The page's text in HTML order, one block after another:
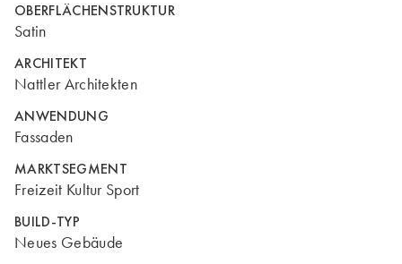
OBERFLÄCHENSTRUKTUR
Satin
ARCHITEKT
Nattler Architekten
ANWENDUNG
Fassaden
MARKTSEGMENT
Freizeit Kultur Sport
BUILD-TYP
Neues Gebäude